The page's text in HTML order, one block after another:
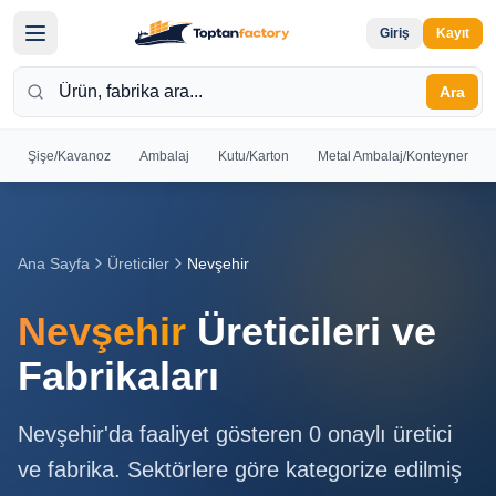
Giriş Kayıt
Ara
Şişe/Kavanoz Ambalaj Kutu/Karton Metal Ambalaj/Konteyner
Giriş yapın
Giriş
Yap
Kayıt
Ana
Sayfa
Ana Sayfa Üreticiler Nevşehir
Nevşehir Üreticileri ve
Fabrikaları
Nevşehir'da faaliyet gösteren 0 onaylı üretici
ve fabrika. Sektörlere göre kategorize edilmiş